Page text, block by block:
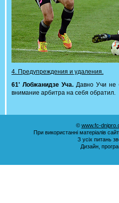
4. Предупреждения и удаления.
61' Лобжанидзе Уча. Давно Учи не
внимание арбитра на себя обратил.
© www.fc-
При використанні матеріалів
З усіх питань
Дизайн,